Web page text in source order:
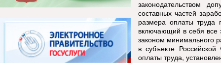
законодательством
составных частей
размера оплаты труда
включающий в себя все
законом минимального
в субъекте
оплаты труда,